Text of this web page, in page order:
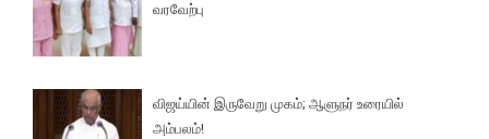
வரவேற்பு
விஜய்யின் இருவேறு முகம்; ஆளுநர் உரையில்
அம்பலம்!